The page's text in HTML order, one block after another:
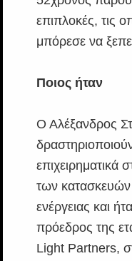
επιπλοκές, τις
μπόρεσε να
Ποιος ήταν
Ο Αλέξανδρος
επιχειρηματικά
των κατασκευών
ενέργειας και
πρόεδρος της
Light Partners,